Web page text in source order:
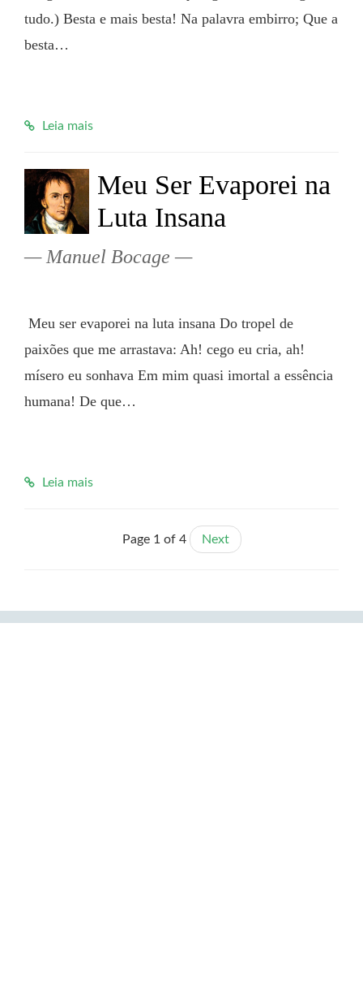
tudo.) Besta e mais besta! Na palavra embirro; Que a
besta…
Leia mais
Meu Ser Evaporei na
Luta Insana
Manuel Bocage
paixões que me arrastava: Ah! cego eu cria, ah!
mísero eu sonhava Em mim quasi imortal a essência
humana! De que…
Leia mais
Page 1 of 4 Next